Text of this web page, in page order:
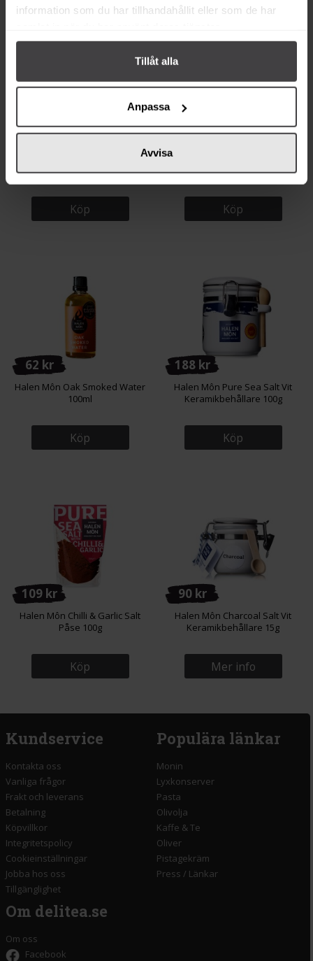
information som du har tillhandahållit eller som de har
Tillåt alla
Anpassa
Avvisa
90 kr
Halen Môn Roasted Garlic Vit
Keramikbehållare 15g
Köp
65 kr
Halen Môn Pure Sea Salt Påse
100g
Köp
62 kr
Halen Môn Oak Smoked Water
100ml
Köp
188 kr
Halen Môn Pure Sea Salt Vit
Keramikbehållare 100g
Köp
109 kr
Halen Môn Chilli & Garlic Salt
Påse 100g
Köp
90 kr
Halen Môn Charcoal Salt Vit
Keramikbehållare 15g
Mer info
Kundservice
Kontakta oss
Vanliga frågor
Frakt och leverans
Betalning
Köpvillkor
Integritetspolicy
Cookieinställningar
Jobba hos oss
Tillgänglighet
Populära länkar
Monin
Lyxkonserver
Pasta
Olivolja
Kaffe & Te
Oliver
Pistagekräm
Press / Länkar
Om delitea.se
Om oss
Facebook